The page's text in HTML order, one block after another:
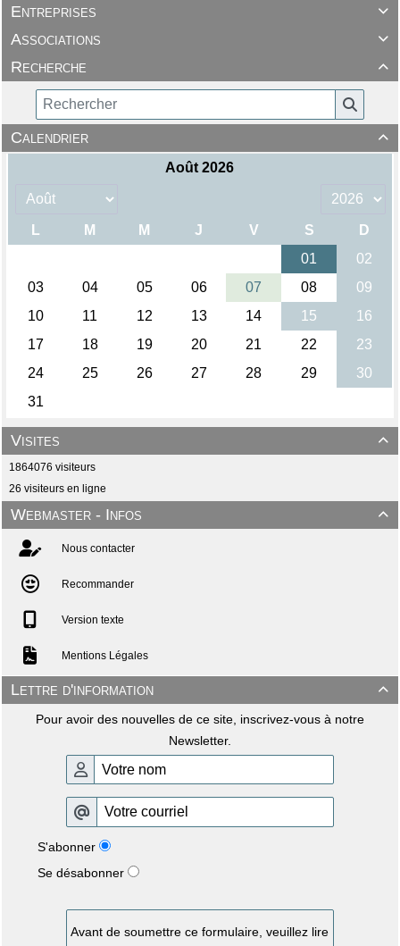

Entreprises

Associations

Recherche

Calendrier

Visites
1864076 visiteurs
26 visiteurs en ligne

Webmaster - Infos
Nous contacter
Recommander
Version texte
Mentions Légales

Lettre d'information
Pour avoir des nouvelles de ce site, inscrivez-vous à notre
Newsletter.
S'abonner
Se désabonner
Avant de soumettre ce formulaire, veuillez lire